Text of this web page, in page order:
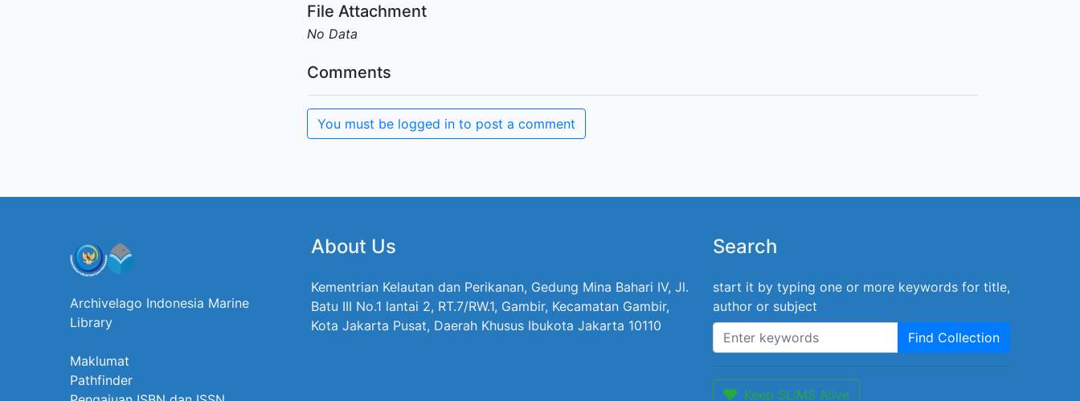
File Attachment
No Data
Comments
You must be logged in to post a comment
Archivelago Indonesia Marine
Library
Maklumat
Pathfinder
About Us
Kementrian Kelautan dan Perikanan, Gedung Mina Bahari IV, Jl.
Batu III No.1 lantai 2, RT.7/RW.1, Gambir, Kecamatan Gambir,
Kota Jakarta Pusat, Daerah Khusus Ibukota Jakarta 10110
Search
start it by typing one or more keywords for title,
author or subject
Find Collection
Keep SLiMS Alive